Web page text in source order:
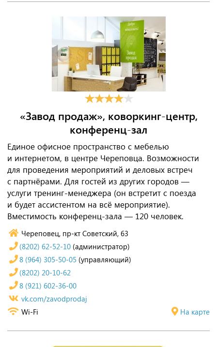
«Завод продаж», коворкинг-центр,
конференц-зал
Единое офисное пространство с мебелью
и интернетом, в центре Череповца. Возможности
для проведения мероприятий и деловых встреч
с партнёрами. Для гостей из других городов —
услуги тренинг-менеджера (он встретит с поезда
и будет ассистентом на всё мероприятие).
Вместимость конференц-зала — 120 человек.
Череповец, пр-кт Советский, 63
На карте
(8202) 62-52-10 (администратор)
8 (964) 305-50-05 (управляющий)
(8202) 20-10-62
8 (921) 602-36-00
vk.com/zavodprodaj
Wi-Fi